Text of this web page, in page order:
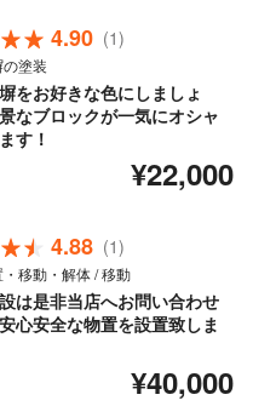
4.90 (1)
塗装
をお好きな色にしましょ
なブロックが一気にオシャ
す！
¥22,000
4.88 (1)
移動・解体 / 移動
は是非当店へお問い合わせ
心安全な物置を設置致しま
¥40,000